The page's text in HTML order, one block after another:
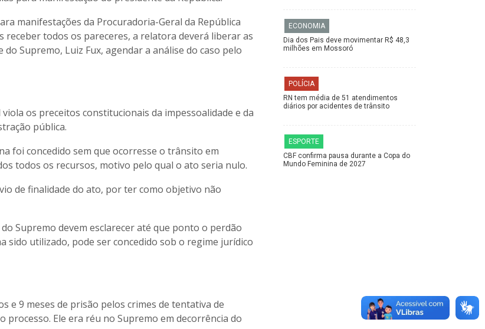
manifestações da Procuradoria-Geral da República
receber todos os pareceres, a relatora deverá liberar as
Supremo, Luiz Fux, agendar a análise do caso pelo
os preceitos constitucionais da impessoalidade e da
pública.
foi concedido sem que ocorresse o trânsito em
todos os recursos, motivo pelo qual o ato seria nulo.
de finalidade do ato, por ter como objetivo não
Supremo devem esclarecer até que ponto o perdão
sido utilizado, pode ser concedido sob o regime jurídico
e 9 meses de prisão pelos crimes de tentativa de
processo. Ele era réu no Supremo em decorrência do
ECONOMIA
Dia dos Pais deve movimentar R$ 48,3
milhões em Mossoró
POLÍCIA
RN tem média de 51 atendimentos
diários por acidentes de trânsito
ESPORTE
CBF confirma pausa durante a Copa do
Mundo Feminina de 2027